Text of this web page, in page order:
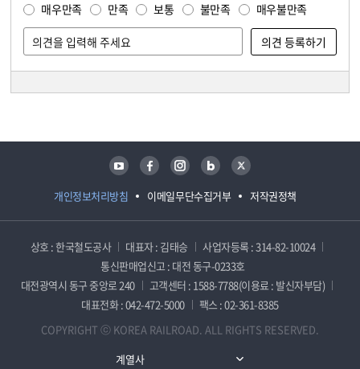
매우만족 만족 보통 불만족 매우불만족
개인정보처리방침 이메일무단수집거부 저작권정책
유튜브 페이스북 인스타그램 블로그 트위터
상호 : 한국철도공사 대표자 : 김태승
사업자등록 : 314-82-10024
통신판매업신고 : 대전 동구-0233호
대전광역시 동구 중앙로 240
고객센터 : 1588-7788(이용료 : 발신자부담)
대표전화 : 042-472-5000
팩스 : 02-361-8385
COPYRIGHT ⓒ KOREA RAILROAD. ALL RIGHTS RESERVED.
계열사